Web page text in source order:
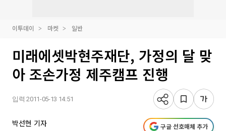
이투데이 마켓 일반
미래에셋박현주재단, 가정의 달 맞
아 조손가정 제주캠프 진행
입력 2011-05-13 14:51
박선현 기자 구글 선호매체 추가